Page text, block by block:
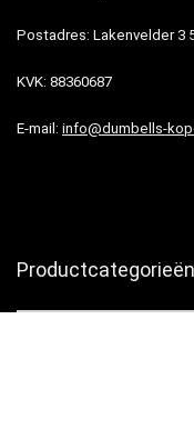
Postadres: Lakenvelder 3
KVK: 88360687
E-mail: info@dumbells-
Productcategorieën